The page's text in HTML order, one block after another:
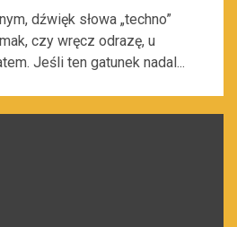
dźwięk słowa „techno”
czy wręcz odrazę, u
Jeśli ten gatunek nadal...